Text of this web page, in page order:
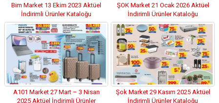
Bim Market 13 Ekim 2023 Aktüel
İndirimli Ürünler Kataloğu
ŞOK Market 21 Ocak 2026 Aktüel
İndirimli Ürünler Kataloğu
A101 Market 27 Mart – 3 Nisan
2025 Aktüel İndirimli Ürünler
Şok Market 29 Kasım 2025 Aktüel
İndirimli Ürünler Kataloğu